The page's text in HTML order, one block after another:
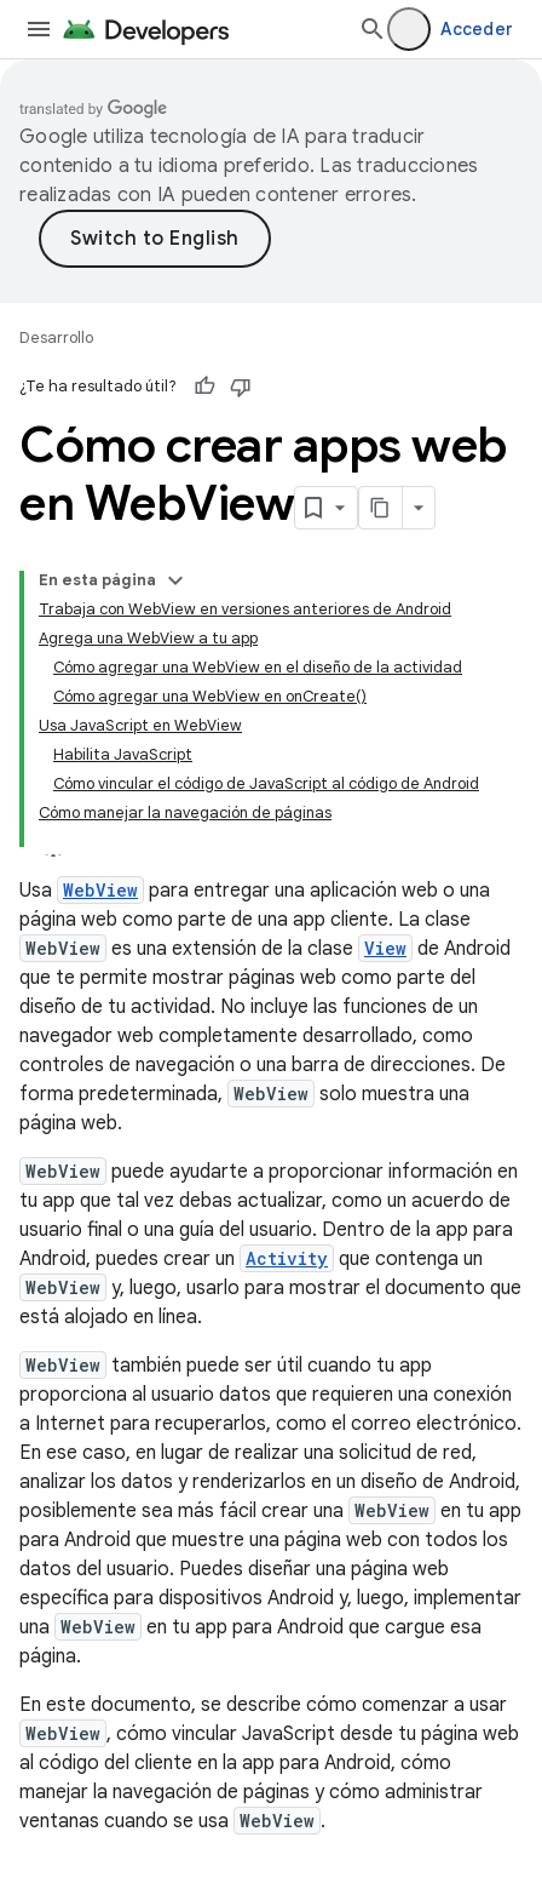
Acceder
Google utiliza tecnología de IA para traducir
contenido a tu idioma preferido. Las traducciones
realizadas con IA pueden contener errores.
Desarrollo
¿Te ha resultado útil?
Cómo crear apps web
en WebView
En esta página
Trabaja con WebView en versiones anteriores de Android
Agrega una WebView a tu app
Cómo agregar una WebView en el diseño de la actividad
Cómo agregar una WebView en onCreate()
Usa JavaScript en WebView
Habilita JavaScript
Cómo vincular el código de JavaScript al código de Android
Cómo manejar la navegación de páginas
Usa WebView para entregar una aplicación web o una
página web como parte de una app cliente. La clase
WebView es una extensión de la clase View de Android
que te permite mostrar páginas web como parte del
diseño de tu actividad. No incluye las funciones de un
navegador web completamente desarrollado, como
controles de navegación o una barra de direcciones. De
forma predeterminada, WebView solo muestra una
página web.
WebView puede ayudarte a proporcionar información en
tu app que tal vez debas actualizar, como un acuerdo de
usuario final o una guía del usuario. Dentro de la app para
Android, puedes crear un Activity que contenga un
WebView y, luego, usarlo para mostrar el documento que
está alojado en línea.
WebView también puede ser útil cuando tu app
proporciona al usuario datos que requieren una conexión
a Internet para recuperarlos, como el correo electrónico.
En ese caso, en lugar de realizar una solicitud de red,
analizar los datos y renderizarlos en un diseño de Android,
posiblemente sea más fácil crear una WebView en tu app
para Android que muestre una página web con todos los
datos del usuario. Puedes diseñar una página web
específica para dispositivos Android y, luego, implementar
una WebView en tu app para Android que cargue esa
página.
En este documento, se describe cómo comenzar a usar
WebView , cómo vincular JavaScript desde tu página web
al código del cliente en la app para Android, cómo
manejar la navegación de páginas y cómo administrar
ventanas cuando se usa WebView .